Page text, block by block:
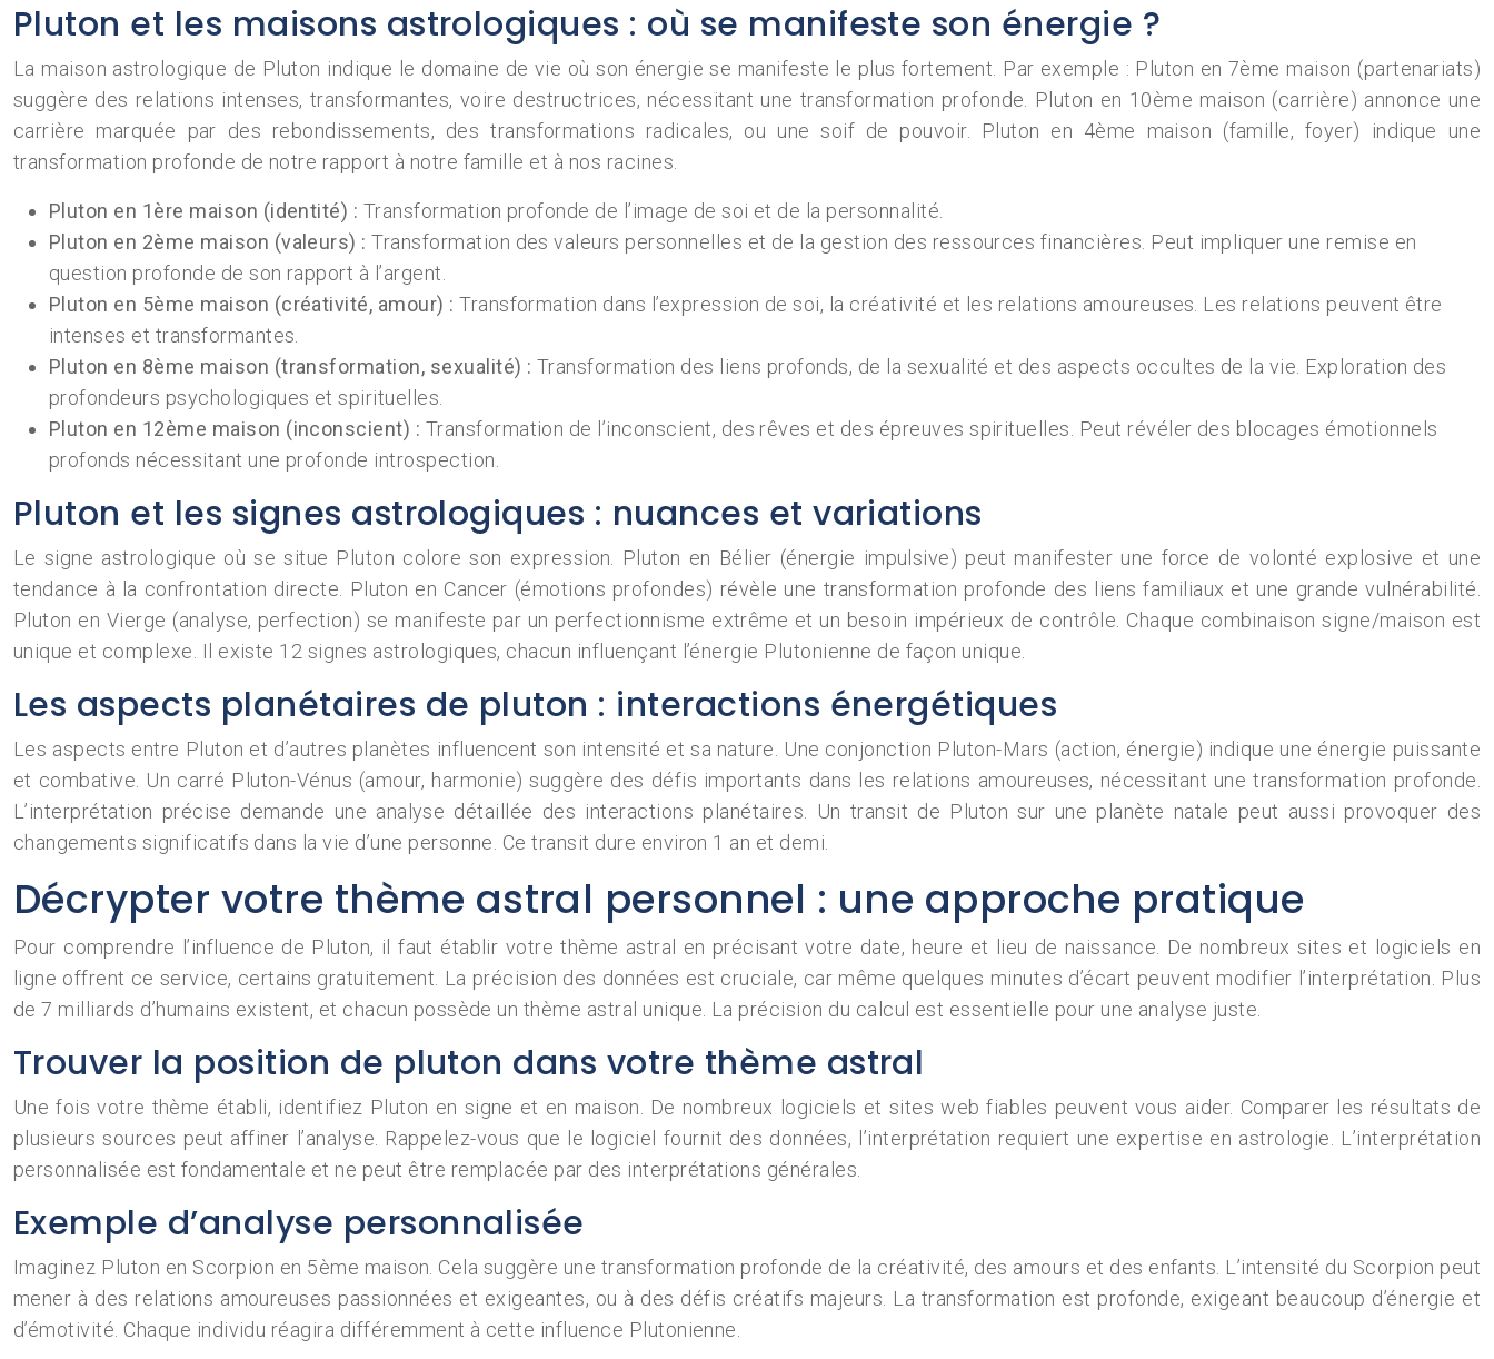
Pluton et les maisons astrologiques : où se manifeste son énergie ?
La maison astrologique de Pluton indique le domaine de vie où son énergie se manifeste le plus fortement. Par exemple : Pluton en 7ème maison (partenariats)
suggère des relations intenses, transformantes, voire destructrices, nécessitant une transformation profonde. Pluton en 10ème maison (carrière) annonce une
carrière marquée par des rebondissements, des transformations radicales, ou une soif de pouvoir. Pluton en 4ème maison (famille, foyer) indique une
transformation profonde de notre rapport à notre famille et à nos racines.
Pluton en 1ère maison (identité) : Transformation profonde de l’image de soi et de la personnalité.
Pluton en 2ème maison (valeurs) :Transformation des valeurs personnelles et de la gestion des ressources financières. Peut impliquer une remise en
question profonde de son rapport à l’argent.
Pluton en 5ème maison (créativité, amour) :Transformation dans l’expression de soi, la créativité et les relations amoureuses. Les relations peuvent être
intenses et transformantes.
Pluton en 8ème maison (transformation, sexualité) : Transformation des liens profonds, de la sexualité et des aspects occultes de la vie. Exploration des
profondeurs psychologiques et spirituelles.
Pluton en 12ème maison (inconscient) : Transformation de l’inconscient, des rêves et des épreuves spirituelles. Peut révéler des blocages émotionnels
profonds nécessitant une profonde introspection.
Pluton et les signes astrologiques : nuances et variations
Le signe astrologique où se situe Pluton colore son expression. Pluton en Bélier (énergie impulsive) peut manifester une force de volonté explosive et une
tendance à la confrontation directe. Pluton en Cancer (émotions profondes) révèle une transformation profonde des liens familiaux et une grande vulnérabilité.
Pluton en Vierge (analyse, perfection) se manifeste par un perfectionnisme extrême et un besoin impérieux de contrôle. Chaque combinaison signe/maison est
unique et complexe. Il existe 12 signes astrologiques, chacun influençant l’énergie Plutonienne de façon unique.
Les aspects planétaires de pluton : interactions énergétiques
Les aspects entre Pluton et d’autres planètes influencent son intensité et sa nature. Une conjonction Pluton-Mars (action, énergie) indique une énergie puissante
et combative. Un carré Pluton-Vénus (amour, harmonie) suggère des défis importants dans les relations amoureuses, nécessitant une transformation profonde.
L’interprétation précise demande une analyse détaillée des interactions planétaires. Un transit de Pluton sur une planète natale peut aussi provoquer des
changements significatifs dans la vie d’une personne. Ce transit dure environ 1 an et demi.
Décrypter votre thème astral personnel : une approche pratique
Pour comprendre l’influence de Pluton, il faut établir votre thème astral en précisant votre date, heure et lieu de naissance. De nombreux sites et logiciels en
ligne offrent ce service, certains gratuitement. La précision des données est cruciale, car même quelques minutes d’écart peuvent modifier l’interprétation. Plus
de 7 milliards d’humains existent, et chacun possède un thème astral unique. La précision du calcul est essentielle pour une analyse juste.
Trouver la position de pluton dans votre thème astral
Une fois votre thème établi, identifiez Pluton en signe et en maison. De nombreux logiciels et sites web fiables peuvent vous aider. Comparer les résultats de
plusieurs sources peut affiner l’analyse. Rappelez-vous que le logiciel fournit des données, l’interprétation requiert une expertise en astrologie. L’interprétation
personnalisée est fondamentale et ne peut être remplacée par des interprétations générales.
Exemple d’analyse personnalisée
Imaginez Pluton en Scorpion en 5ème maison. Cela suggère une transformation profonde de la créativité, des amours et des enfants. L’intensité du Scorpion peut
mener à des relations amoureuses passionnées et exigeantes, ou à des défis créatifs majeurs. La transformation est profonde, exigeant beaucoup d’énergie et
d’émotivité. Chaque individu réagira différemment à cette influence Plutonienne.